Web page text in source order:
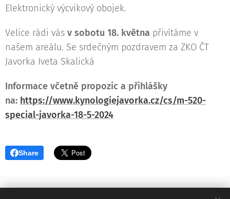
Elektronický výcvikový obojek.
Velice rádi vás v sobotu 18. května přivítáme v
našem areálu. Se srdečným pozdravem za ZKO ČT
Javorka Iveta Skalická
Informace včetně propozic a přihlášky
na: https://www.kynologiejavorka.cz/cs/m-520-
special-javorka-18-5-2024
Share